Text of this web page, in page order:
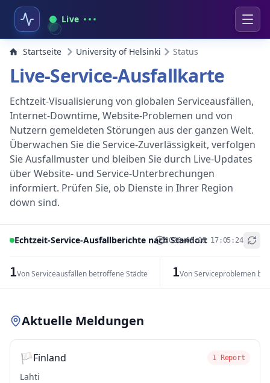
Live
Startseite University of Helsinki Status
Live-Service-Ausfallkarte
Echtzeit-Visualisierung von globalen Serviceausfällen,
Internet-Downtime, Website-Problemen und von
Nutzern gemeldeten Störungen aus der ganzen Welt.
Überwachen Sie die Service-Zuverlässigkeit, verfolgen
Sie Ausfallmuster und bleiben Sie durch Live-Updates
über Website- und Service-Unterbrechungen
informiert. Prüfen Sie, ob Dienste in Ihrer Region
down sind.
Echtzeit-Service-Ausfallberichte nach Standort
2026-08-08 17:05:24
1Von Serviceausfällen betroffene Städte 1Von Serviceproblemen
+
Aktuelle Meldungen
🏳️Finland 1 Report
Lahti